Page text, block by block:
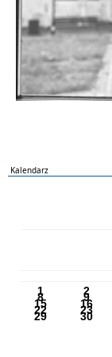
Kalendarz
1 2
8 9
15 16
22 23
29 30